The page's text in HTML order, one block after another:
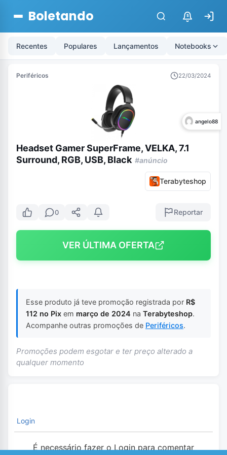
Boletando $
Recentes Populares Lançamentos Notebooks
Periféricos 22/03/2024
angelo88
Headset Gamer SuperFrame, VELKA, 7.1
Surround, RGB, USB, Black #anúncio
Terabyteshop
0 Reportar
VER ÚLTIMA OFERTA
Esse produto já teve promoção registrada por R$
112 no Pix em março de 2024 na Terabyteshop.
Acompanhe outras promoções de Periféricos.
Promoções podem esgotar e ter preço alterado a
qualquer momento
Login
É necessário fazer o Login para comentar